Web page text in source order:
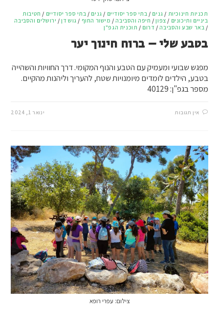
תכניות חינוכיות / גנים / בתי ספר יסודיים / גנים / בתי ספר יסודיים / חטיבות
ביניים ותיכונים / צפון/ חיפה והסביבה/ מישור החוף / גוש דן/ ירושלים והסביבה
/ באר שבע והסביבה/ דרום / תוכנית הגפ"ן
בטבע שלי – ברוח חינוך יער
מפגש שבועי ומעמיק עם הטבע והנוף המקומי. דרך החוויות והשהייה
בטבע, הילדים לומדים מיומנויות שטח, להעריך וליהנות מהקיים.
מספר בגפ"ן: 40129
אין תגובות ינואר 1, 2024
צילום: עפרי רופא